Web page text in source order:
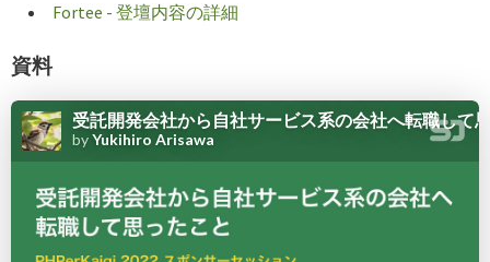
Fortee - 登壇内容の詳細
資料